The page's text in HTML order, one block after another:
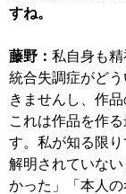
すね。
藤野： 私自身も精
統合失調症がど
きませんし、作
これは作品を作
す。私が知る限
解明されていな
かった」「本人